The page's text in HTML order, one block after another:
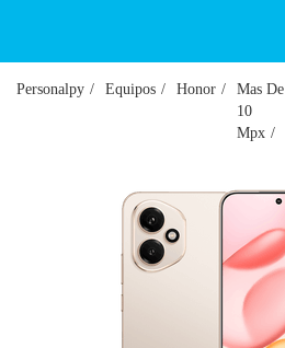
Personalpy Equipos Honor
Mas De
10
Mpx